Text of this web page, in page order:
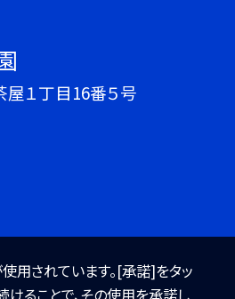
１丁目16番５号
用されています。[承諾]をタッ
けることで、その使用を承諾し